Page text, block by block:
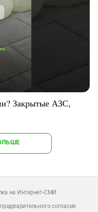
Закрытые АЗС,
на Интернет-СМИ
согласия